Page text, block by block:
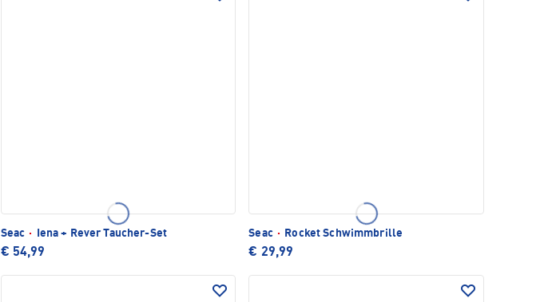
Seac · Iena + Rever Taucher-Set
€ 54,99
Seac · Rocket Schwimmbrille
€ 29,99